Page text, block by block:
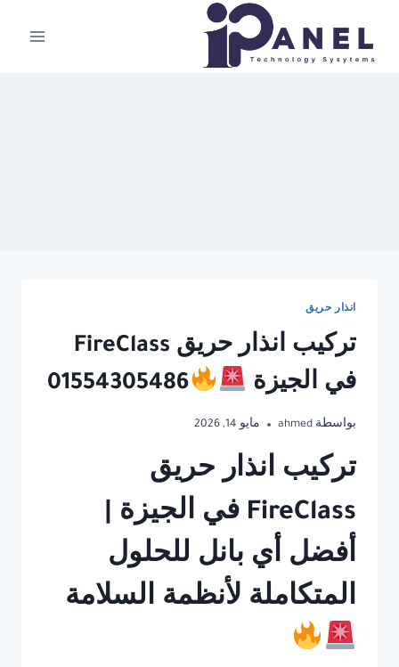
المحتوى
انذار حريق
تركيب انذار حريق FireClass
في الجيزة
01554305486
بواسطة ahmed مايو 14, 2026
تركيب انذار حريق
FireClass في الجيزة |
أفضل أي بانل للحلول
المتكاملة لأنظمة السلامة